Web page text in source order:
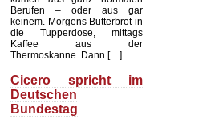
Berufen – oder aus gar
keinem. Morgens Butterbrot in
die Tupperdose, mittags
Kaffee aus der
Thermoskanne. Dann […]
Cicero spricht im
Deutschen
Bundestag